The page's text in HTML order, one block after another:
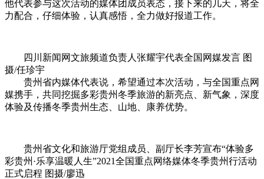
他代表参与这次活动的媒体团成员表态，接下来的几天，将全
力配合，仔细体验，认真感悟，全力做好报道工作。
四川新闻网文旅频道负责人张耀宇代表全国网媒发言 图
摄/任珍宇
贵州省内媒体代表说，希望通过本次活动，与全国重点网
媒携手，共同挖掘多彩贵州冬季旅游的新亮点、新气象，深度
体验及传播冬季贵州生态、山地、康养优势。
贵州省文化和旅游厅党组成员、副厅长李芳宣布“体验多
彩贵州·乐享温暖人生”2021全国重点网络媒体冬季贵州行活动
正式启程 图摄/廖迅